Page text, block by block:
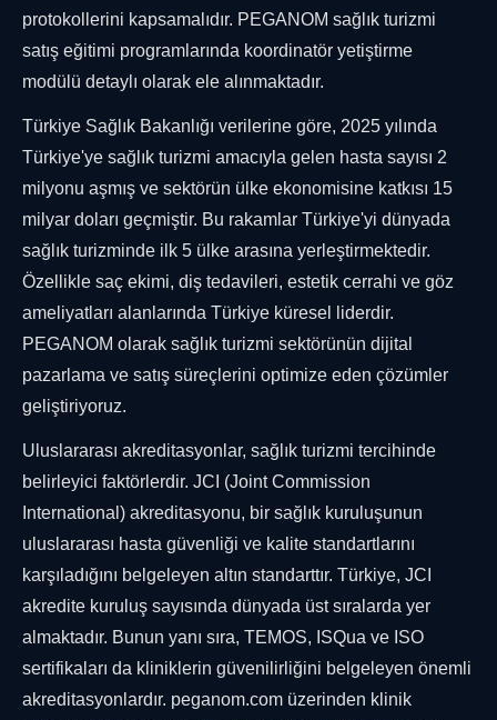
protokollerini kapsamalıdır. PEGANOM sağlık turizmi
satış eğitimi programlarında koordinatör yetiştirme
modülü detaylı olarak ele alınmaktadır.
Türkiye Sağlık Bakanlığı verilerine göre, 2025 yılında
Türkiye'ye sağlık turizmi amacıyla gelen hasta sayısı 2
milyonu aşmış ve sektörün ülke ekonomisine katkısı 15
milyar doları geçmiştir. Bu rakamlar Türkiye'yi dünyada
sağlık turizminde ilk 5 ülke arasına yerleştirmektedir.
Özellikle saç ekimi, diş tedavileri, estetik cerrahi ve göz
ameliyatları alanlarında Türkiye küresel liderdir.
PEGANOM olarak sağlık turizmi sektörünün dijital
pazarlama ve satış süreçlerini optimize eden çözümler
geliştiriyoruz.
Uluslararası akreditasyonlar, sağlık turizmi tercihinde
belirleyici faktörlerdir. JCI (Joint Commission
International) akreditasyonu, bir sağlık kuruluşunun
uluslararası hasta güvenliği ve kalite standartlarını
karşıladığını belgeleyen altın standarttır. Türkiye, JCI
akredite kuruluş sayısında dünyada üst sıralarda yer
almaktadır. Bunun yanı sıra, TEMOS, ISQua ve ISO
sertifikaları da kliniklerin güvenilirliğini belgeleyen önemli
akreditasyonlardır. peganom.com üzerinden klinik